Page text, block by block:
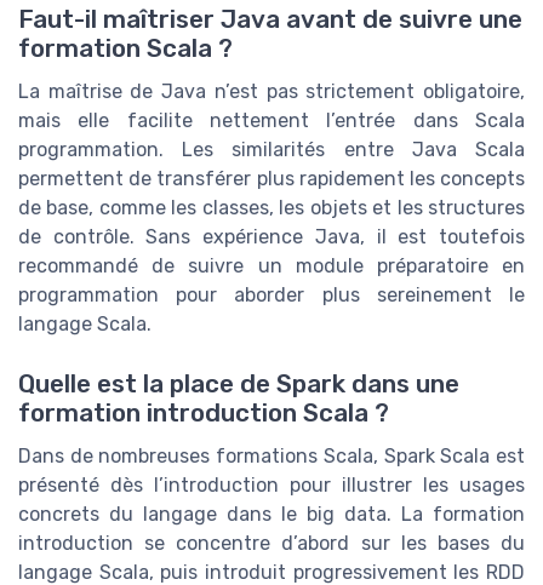
Faut-il maîtriser Java avant de suivre une
formation Scala ?
La maîtrise de Java n’est pas strictement obligatoire,
mais elle facilite nettement l’entrée dans Scala
programmation. Les similarités entre Java Scala
permettent de transférer plus rapidement les concepts
de base, comme les classes, les objets et les structures
de contrôle. Sans expérience Java, il est toutefois
recommandé de suivre un module préparatoire en
programmation pour aborder plus sereinement le
langage Scala.
Quelle est la place de Spark dans une
formation introduction Scala ?
Dans de nombreuses formations Scala, Spark Scala est
présenté dès l’introduction pour illustrer les usages
concrets du langage dans le big data. La formation
introduction se concentre d’abord sur les bases du
langage Scala, puis introduit progressivement les RDD